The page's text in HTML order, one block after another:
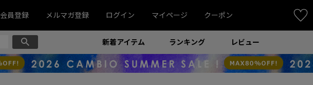
会員登録 メルマガ登録 ログイン マイページ クーポン
新着アイテム ランキング レビュー